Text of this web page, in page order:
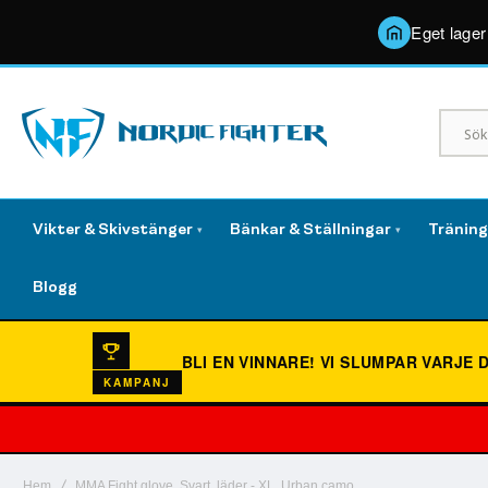
Eget
Vikter & Skivstänger ▾ Bänkar & Ställningar ▾
Blogg
KAMPANJ
BLI EN VINNARE!VI SLUMPAR VARJE